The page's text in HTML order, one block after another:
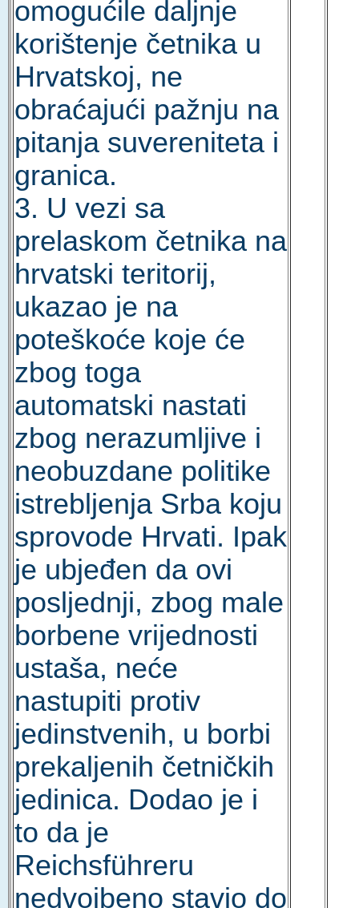
omogućile daljnje
korištenje četnika u
Hrvatskoj, ne
obraćajući pažnju na
pitanja suvereniteta i
granica.
3. U vezi sa
prelaskom četnika na
hrvatski teritorij,
ukazao je na
poteškoće koje će
zbog toga
automatski nastati
zbog nerazumljive i
neobuzdane politike
istrebljenja Srba koju
sprovode Hrvati. Ipak
je ubjeđen da ovi
posljednji, zbog male
borbene vrijednosti
ustaša, neće
nastupiti protiv
jedinstvenih, u borbi
prekaljenih četničkih
jedinica. Dodao je i
to da je
Reichsführeru
nedvojbeno stavio do